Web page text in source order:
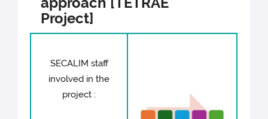
Project]
SECALIM staff
involved in the
project :